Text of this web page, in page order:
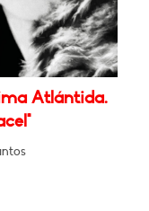
Atlántida.